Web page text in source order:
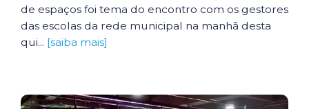
de espaços foi tema do encontro com os gestores
das escolas da rede municipal na manhã desta
qui... [saiba mais]